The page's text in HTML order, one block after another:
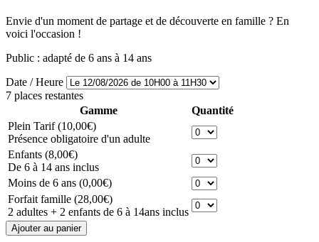
Envie d'un moment de partage et de découverte en famille ? En
voici l'occasion !
Public : adapté de 6 ans à 14 ans
Date / Heure
7 places restantes
Gamme
Quantité
Plein Tarif(10,00€)
Présence obligatoire d'un adulte
Enfants (8,00€)
De 6 à 14 ans inclus
Moins de 6 ans (0,00€)
Forfait famille (28,00€)
2 adultes + 2 enfants de 6 à 14ans inclus